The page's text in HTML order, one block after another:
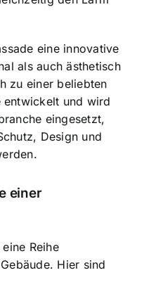
eine innovative
als auch ästhetisch
zu einer beliebten
entwickelt und wird
eingesetzt,
Design und
einer
Reihe
Hier sind